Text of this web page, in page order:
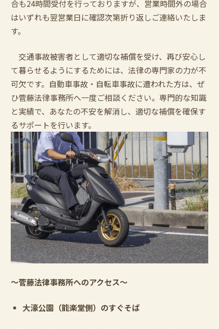
合も24時間受付を行っておりますが、営業時間外の場合
はいずれも翌営業日に確認次第折り返しご連絡いたしま
す。
交通事故被害者として適切な補償を受け、再び安心し
て暮らせるようにするためには、法律の専門家の力が不
可欠です。自動車事故・自転車事故に遭われた方は、ぜ
ひ菅藤法律事務所へ一度ご相談ください。専門的な知識
と実績で、あなたの不安を解消し、適切な補償を確保す
るサポートを行います。
～菅藤法律事務所へのアクセス～
大濠公園（能楽堂側）のすぐそば